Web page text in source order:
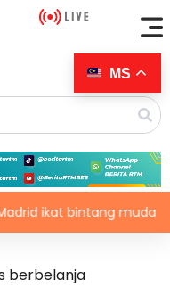
muda Ivory
berbelanja
MS